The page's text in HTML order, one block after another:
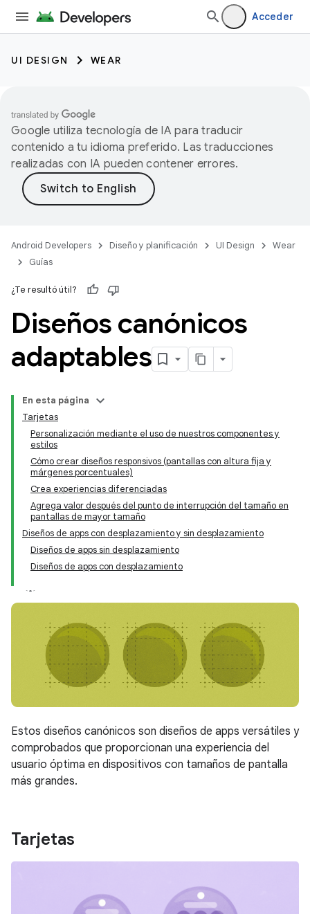
Acceder
UI DESIGN WEAR
Google utiliza tecnología de IA para traducir
contenido a tu idioma preferido. Las traducciones
realizadas con IA pueden contener errores.
Android Developers Diseño y planificación UI Design
Wear
Guías
¿Te resultó útil?
Diseños canónicos
adaptables
En esta página
Tarjetas
Personalización mediante el uso de nuestros componentes y
estilos
Cómo crear diseños responsivos (pantallas con altura fija y
márgenes porcentuales)
Crea experiencias diferenciadas
Agrega valor después del punto de interrupción del tamaño en
pantallas de mayor tamaño
Diseños de apps con desplazamiento y sin desplazamiento
Diseños de apps sin desplazamiento
Diseños de apps con desplazamiento
Estos diseños canónicos son diseños de apps versátiles y
comprobados que proporcionan una experiencia del
usuario óptima en dispositivos con tamaños de pantalla
más grandes.
Tarjetas